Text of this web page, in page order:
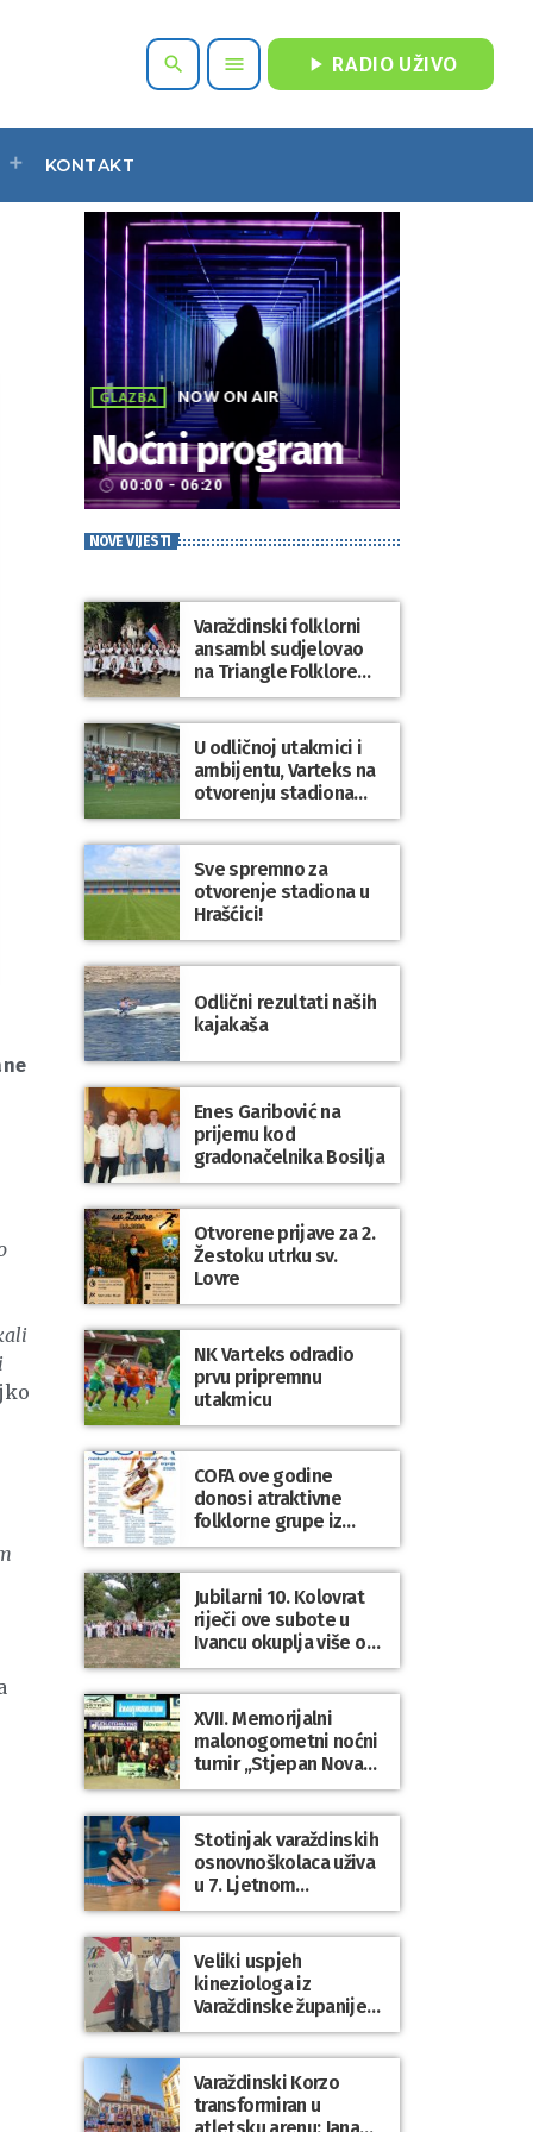
KONTAKT
search menu play_arrow RADIO UŽIVO
GLAZBA NOW ON AIR
Noćni program
access_time 00:00 - 06:20
NOVE VIJESTI
Varaždinski folklorni
ansambl sudjelovao
na Triangle Folklore
Festivalu u Danskoj
U odličnoj utakmici i
ambijentu, Varteks na
otvorenju stadiona
odigrao 1:1 s
Mariborom
Sve spremno za
otvorenje stadiona u
Hrašćici!
Odlični rezultati naših
kajakaša
Enes Garibović na
prijemu kod
gradonačelnika Bosilja
Otvorene prijave za 2.
Žestoku utrku sv.
Lovre
NK Varteks odradio
prvu pripremnu
utakmicu
COFA ove godine
donosi atraktivne
folklorne grupe iz
Poljske, Škotske, Litve
i Uskršnjih otoka
Jubilarni 10. Kolovrat
riječi ove subote u
Ivancu okuplja više od
50 pjesnika
XVII. Memorijalni
malonogometni noćni
turnir „Stjepan Novak“
okupio brojne ekipe i
posjetitelje u Grani
Stotinjak varaždinskih
osnovnoškolaca uživa
u 7. Ljetnom
sportskom višeboju
Veliki uspjeh
kineziologa iz
Varaždinske županije
na 34. međunarodnoj
ljetnoj školi
kineziologa u Poreču
Varaždinski Korzo
transformiran u